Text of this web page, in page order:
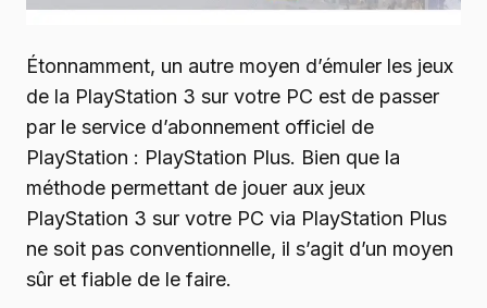
Étonnamment, un autre moyen d’émuler les jeux
de la PlayStation 3 sur votre PC est de passer
par le service d’abonnement officiel de
PlayStation : PlayStation Plus. Bien que la
méthode permettant de jouer aux jeux
PlayStation 3 sur votre PC via PlayStation Plus
ne soit pas conventionnelle, il s’agit d’un moyen
sûr et fiable de le faire.